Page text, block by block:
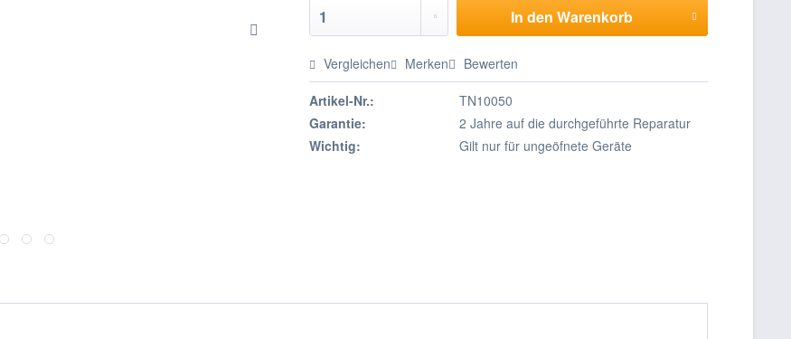
In den Warenkorb
Vergleichen Merken Bewerten
Artikel-Nr.:
TN10050
Garantie:
2 Jahre auf die durchgeführte Reparatur
Wichtig:
Gilt nur für ungeöfnete Geräte